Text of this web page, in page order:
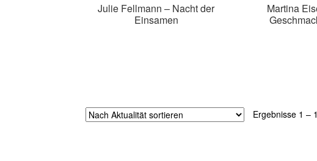
Julie Fellmann – Nacht der
Einsamen
Martina
Ergebnisse 1 –